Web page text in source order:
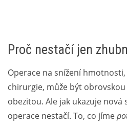
Proč nestačí jen
Operace na snížení
chirurgie, může být
obezitou. Ale jak ukazuje nová
operace nestačí. To, co jíme